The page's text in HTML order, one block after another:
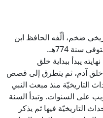
ضخم، ألّفه الحافظ ابن
774هـ.
يبدأ ببداية خلق
خلق آدم، ثم يتطرق إلى قصص
التاريخيّة منذ مبعث النبي
التبويب على السنوات. وتبدأ السنة
التاريخيّة فيها ثم يذكر